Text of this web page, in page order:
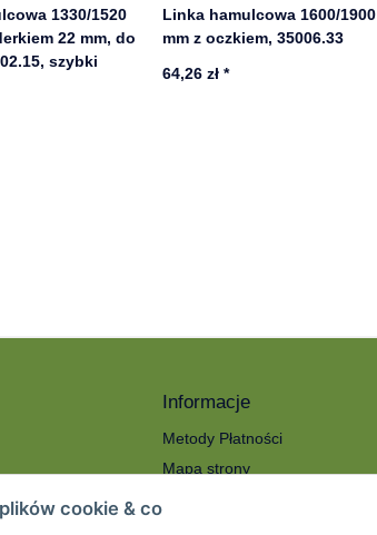
cookie & co
1330/1520
22 mm, do
szybki
Linka hamulcowa 1600/1900
mm z oczkiem, 35006.33
64,26 zł*
Informacje
Metody Płatności
Mapa strony